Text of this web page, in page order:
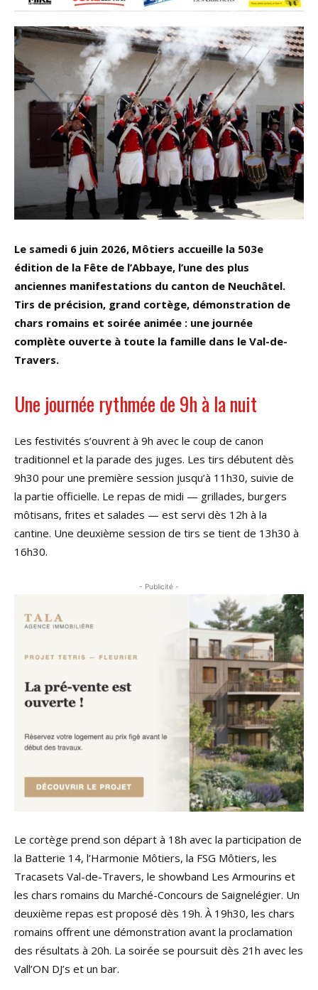
Le samedi 6 juin 2026, Môtiers accueille la 503e
édition de la Fête de l’Abbaye, l’une des plus
anciennes manifestations du canton de Neuchâtel.
Tirs de précision, grand cortège, démonstration de
chars romains et soirée animée : une journée
complète ouverte à toute la famille dans le Val-de-
Travers.
Une journée rythmée de 9h à la nuit
Les festivités s’ouvrent à 9h avec le coup de canon
traditionnel et la parade des juges. Les tirs débutent dès
9h30 pour une première session jusqu’à 11h30, suivie de
la partie officielle. Le repas de midi — grillades, burgers
môtisans, frites et salades — est servi dès 12h à la
cantine. Une deuxième session de tirs se tient de 13h30 à
16h30.
- Publicité -
Le cortège prend son départ à 18h avec la participation de
la Batterie 14, l’Harmonie Môtiers, la FSG Môtiers, les
Tracasets Val-de-Travers, le showband Les Armourins et
les chars romains du Marché-Concours de Saignelégier. Un
deuxième repas est proposé dès 19h. À 19h30, les chars
romains offrent une démonstration avant la proclamation
des résultats à 20h. La soirée se poursuit dès 21h avec les
Vall’ON DJ’s et un bar.